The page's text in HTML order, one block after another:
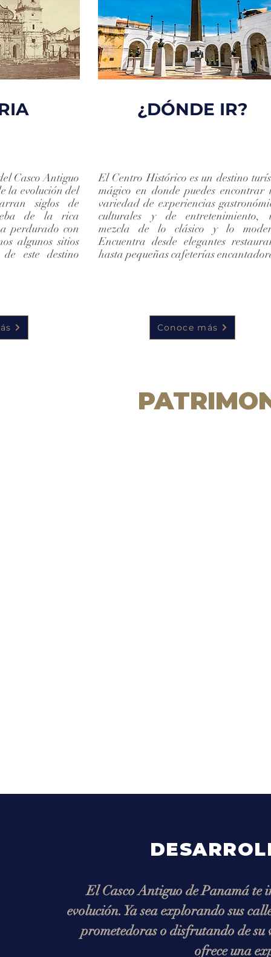
Casco Antiguo
la evolución del
siglos de
de la rica
perdurado con
algunos sitios
este destino
¿DÓNDE IR?
El Centro Histórico es un destino
mágico en donde puedes encontrar
variedad de experiencias
culturales y de entretenimiento,
mezcla de lo clásico y lo
Encuentra desde elegantes
hasta pequeñas cafeterías
Conoce más
El Casco Antiguo de Panamá te
evolución. Ya sea explorando sus
prometedoras o disfrutando de
ofrece una